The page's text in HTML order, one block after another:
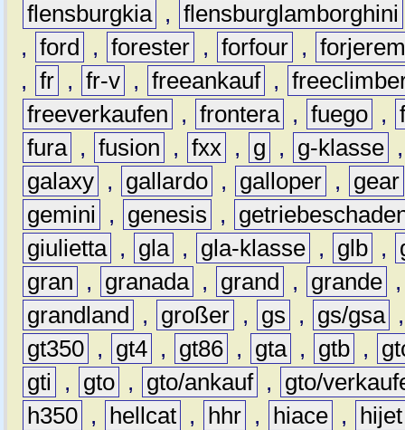
flensburgkia , flensburglamborghini
, ford , forester , forfour ,
, fr , fr-v , freeankauf ,
freeverkaufen
, frontera , fuego ,
fura , fusion , fxx , g , g-klasse
galaxy , gallardo , galloper ,
gear
gemini
, genesis ,
giulietta , gla , gla-klasse , glb ,
gran
, granada , grand , grande
grandland
, großer , gs , gs/gsa
gt350 , gt4 , gt86 , gta , gtb ,
gti
, gto , gto/ankauf ,
gto/
h350 , hellcat , hhr , hiace ,
hijet